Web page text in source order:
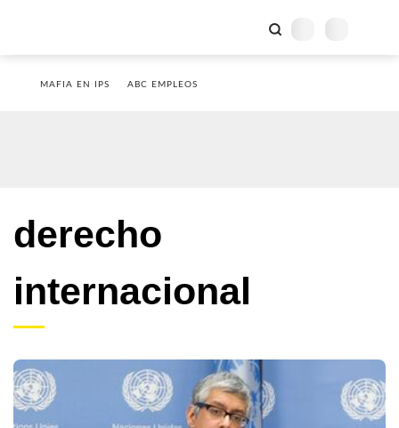
MAFIA EN IPS ABC EMPLEOS
derecho
internacional